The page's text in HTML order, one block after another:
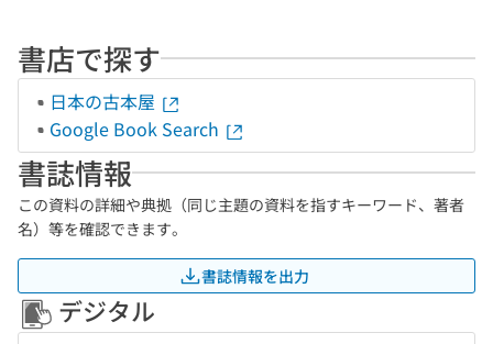
書店で探す
日本の古本屋
Google Book Search
書誌情報
この資料の詳細や典拠（同じ主題の資料を指すキーワード、著者
名）等を確認できます。
書誌情報を出力
デジタル